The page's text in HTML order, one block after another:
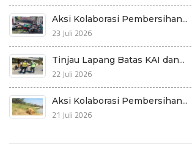
Aksi Kolaborasi Pembersihan...
23 Juli 2026
Tinjau Lapang Batas KAI dan...
22 Juli 2026
Aksi Kolaborasi Pembersihan...
21 Juli 2026